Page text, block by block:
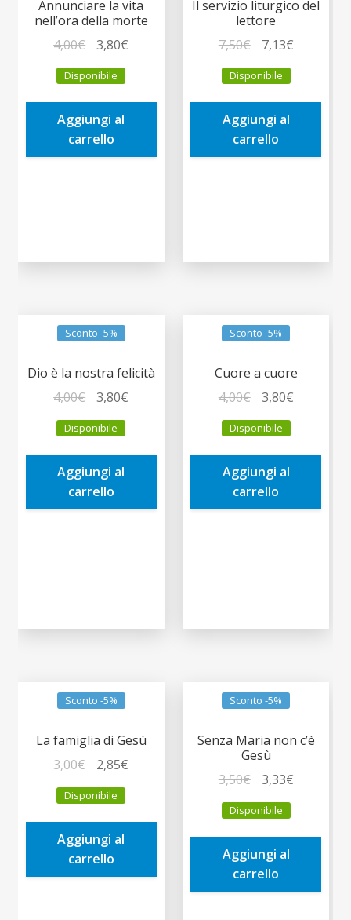
Annunciare la vita
nell’ora della morte
4,00€
prezzo
originale
era:
4,00€.
3,80€
è:
Disponibile
Aggiungi al
carrello
Il servizio liturgico del
lettore
7,50€
prezzo
originale
era:
7,50€.
7,13€Il
è:
Disponibile
Aggiungi al
carrello
Sconto -5%
Dio è la nostra felicità
4,00€
prezzo
originale
era:
4,00€.
3,80€
è:
Disponibile
Aggiungi al
carrello
Sconto -5%
Cuore a cuore
4,00€
prezzo
originale
era:
4,00€.
3,80€Il
è:
Disponibile
Aggiungi al
carrello
Sconto -5%
La famiglia di Gesù
3,00€
prezzo
originale
era:
3,00€.
2,85€
è:
Disponibile
Aggiungi al
carrello
Sconto -5%
Senza Maria non c’è
Gesù
3,50€
prezzo
originale
era:
3,50€.
3,33€Il
è:
Disponibile
Aggiungi al
carrello